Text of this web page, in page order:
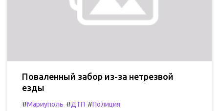
Поваленный забор из-за нетрезвой
езды
#Мариуполь #ДТП #Полиция